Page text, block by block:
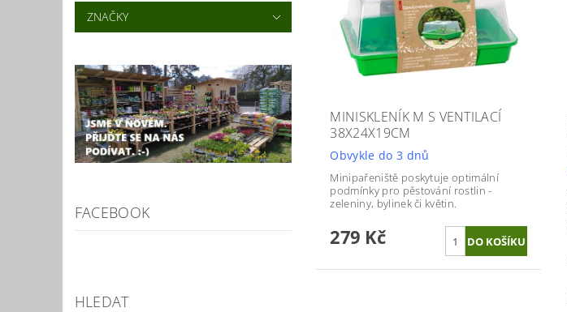
ZNAČKY
FACEBOOK
HLEDAT
MINISKLENÍK M S VENTILACÍ
38X24X19CM
Obvykle do 3 dnů
Minipařeniště poskytuje optimální
podmínky pro pěstování rostlin -
zeleniny, bylinek či květin.
279 Kč